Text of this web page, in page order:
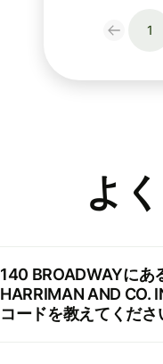
1
よ
140 BROADWAYにあ
HARRIMAN AND CO.
コードを教えてくださ